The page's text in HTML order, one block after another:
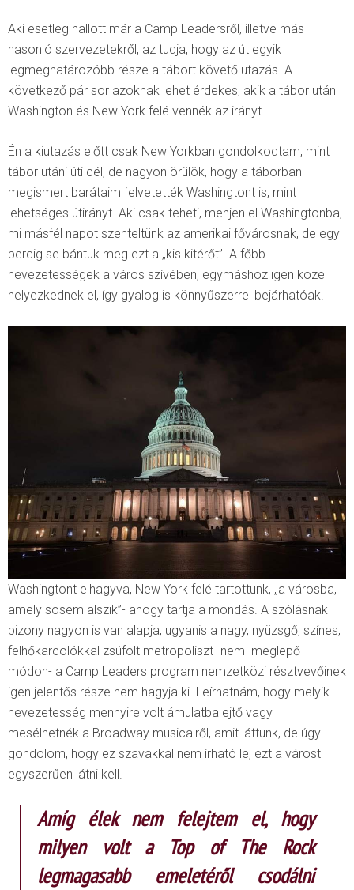
Aki esetleg hallott már a Camp Leadersről, illetve más
hasonló szervezetekről, az tudja, hogy az út egyik
legmeghatározóbb része a tábort követő utazás. A
következő pár sor azoknak lehet érdekes, akik a tábor után
Washington és New York felé vennék az irányt.
Én a kiutazás előtt csak New Yorkban gondolkodtam, mint
tábor utáni úti cél, de nagyon örülök, hogy a táborban
megismert barátaim felvetették Washingtont is, mint
lehetséges útirányt. Aki csak teheti, menjen el Washingtonba,
mi másfél napot szenteltünk az amerikai fővárosnak, de egy
percig se bántuk meg ezt a „kis kitérőt”. A főbb
nevezetességek a város szívében, egymáshoz igen közel
helyezkednek el, így gyalog is könnyűszerrel bejárhatóak.
Washingtont elhagyva, New York felé tartottunk, „a városba,
amely sosem alszik”- ahogy tartja a mondás. A szólásnak
bizony nagyon is van alapja, ugyanis a nagy, nyüzsgő, színes,
felhőkarcolókkal zsúfolt metropoliszt -nem meglepő
módon- a Camp Leaders program nemzetközi résztvevőinek
igen jelentős része nem hagyja ki. Leírhatnám, hogy melyik
nevezetesség mennyire volt ámulatba ejtő vagy
mesélhetnék a Broadway musicalről, amit láttunk, de úgy
gondolom, hogy ez szavakkal nem írható le, ezt a várost
egyszerűen látni kell.
Amíg élek nem felejtem el, hogy
milyen volt a Top of The Rock
legmagasabb emeletéről csodálni